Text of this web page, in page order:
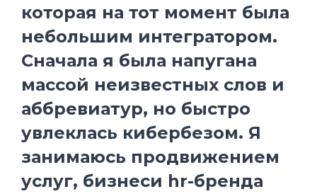
которая на тот момент была
небольшим интегратором.
Сначала я была напугана
массой неизвестных слов и
аббревиатур, но быстро
увлеклась кибербезом. Я
занимаюсь продвижением
услуг, бизнеси hr-бренда